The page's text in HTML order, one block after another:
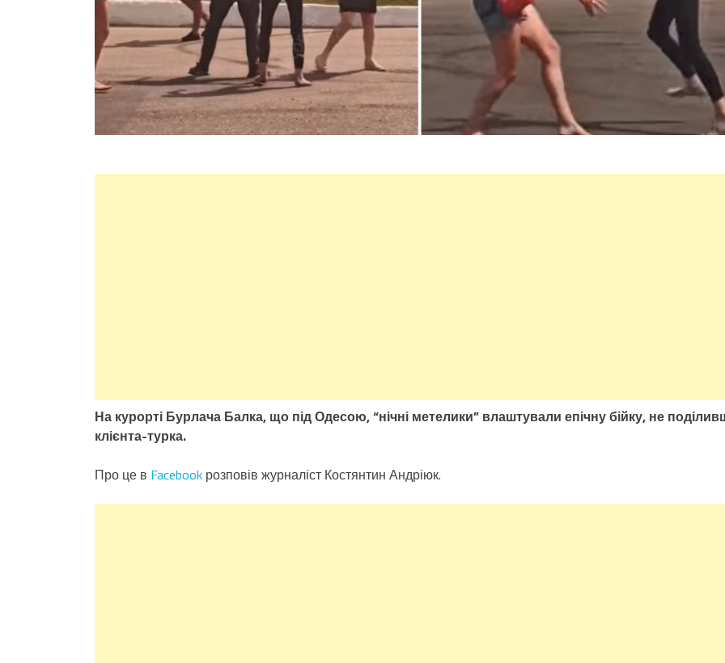
На курорті Бурлача Балка, що під Одесою, “нічні метелики” влаштували епічну бійку, не
клієнта-турка.
Про це в Facebook розповів журналіст Костянтин Андріюк.